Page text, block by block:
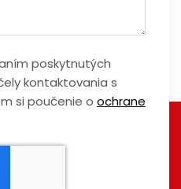
poskytnutých
kontaktovania s
si poučenie o ochrane